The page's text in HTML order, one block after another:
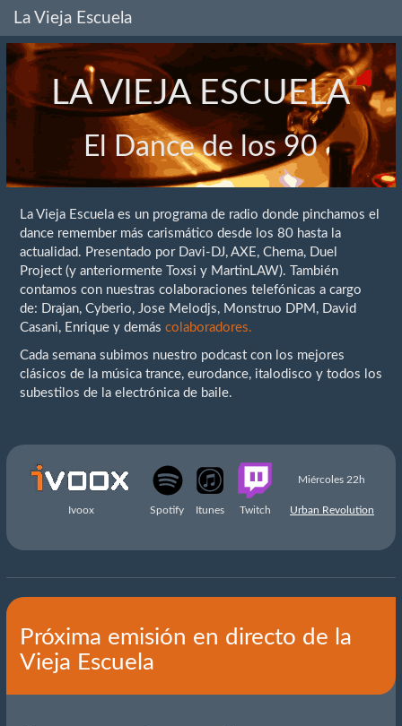
La Vieja Escuela
LA VIEJA ESCUELA
El Dance de los 90
La Vieja Escuela es un programa de radio donde pinchamos el
dance remember más carismático desde los 80 hasta la
actualidad. Presentado por Davi-DJ, AXE, Chema, Duel
Project (y anteriormente Toxsi y MartinLAW). También
contamos con nuestras colaboraciones telefónicas a cargo
de: Drajan, Cyberio, Jose Melodjs, Monstruo DPM, David
Casani, Enrique y demás colaboradores.
Cada semana subimos nuestro podcast con los mejores
clásicos de la música trance, eurodance, italodisco y todos los
subestilos de la electrónica de baile.
Miércoles 22h
Ivoox Spotify Itunes Twitch Urban Revolution
Próxima emisión en directo de la
Vieja Escuela